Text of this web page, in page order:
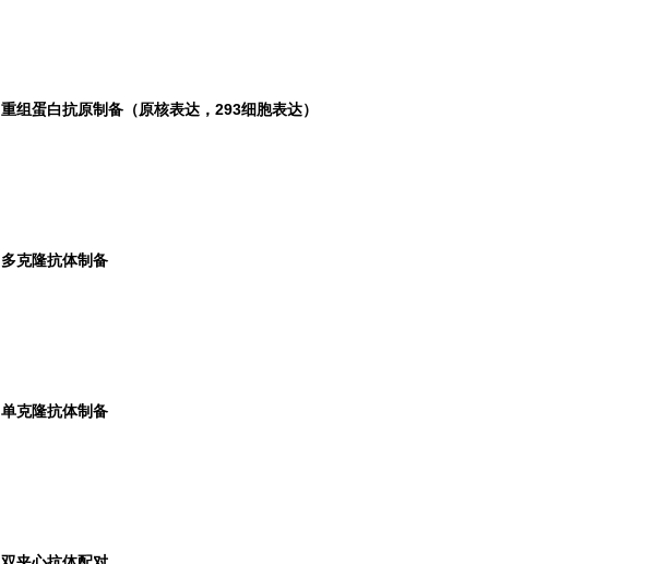
重组蛋白抗原制备（原核表达，293细胞表达）
多克隆抗体制备
单克隆抗体制备